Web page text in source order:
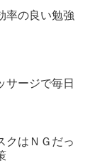
率の良い勉強
サージで毎日
クはＮＧだっ